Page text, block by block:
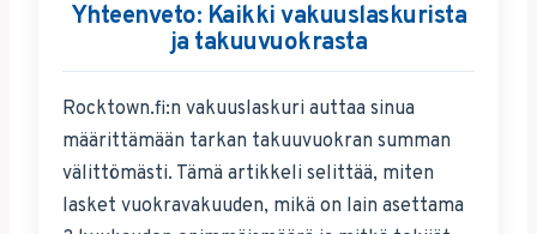
Yhteenveto: Kaikki vakuuslaskurista
ja takuuvuokrasta
Rocktown.fi:n vakuuslaskuri auttaa sinua
määrittämään tarkan takuuvuokran summan
välittömästi. Tämä artikkeli selittää, miten
lasket vuokravakuuden, mikä on lain asettama